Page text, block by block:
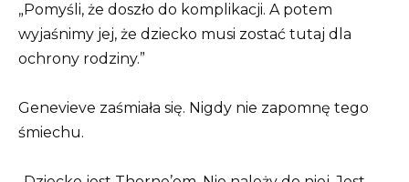
„Pomyśli, że doszło do komplikacji. A potem
wyjaśnimy jej, że dziecko musi zostać tutaj dla
ochrony rodziny.”
Genevieve zaśmiała się. Nigdy nie zapomnę tego
śmiechu.